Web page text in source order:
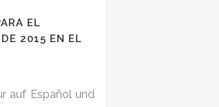
EL
2015 EN EL
auf Español und